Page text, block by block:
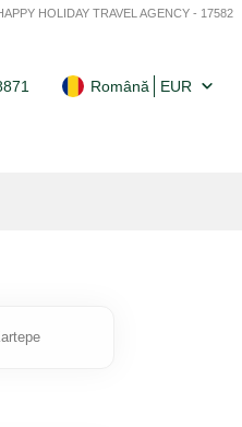
HOLIDAY TRAVEL AGENCY - 17582
Română EUR